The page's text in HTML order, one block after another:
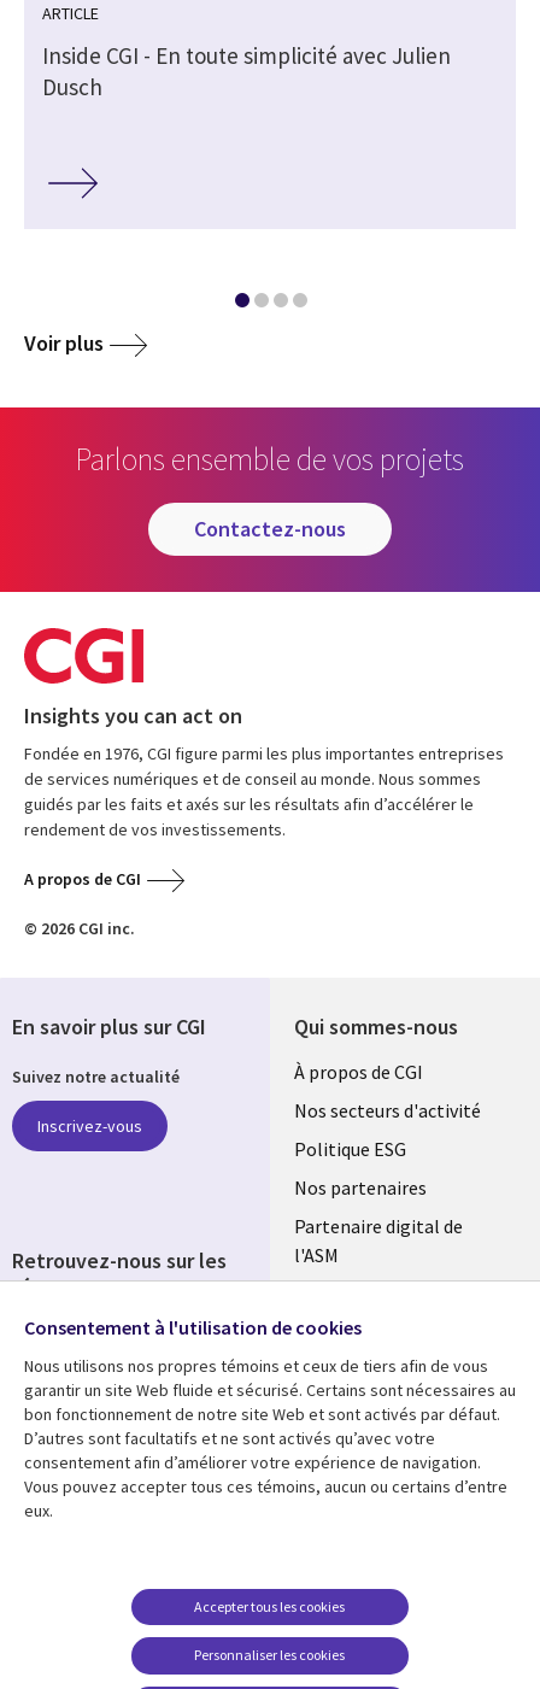
ARTICLE
Inside CGI - En toute simplicité avec Julien
Dusch
Voir plus
Parlons ensemble de vos projets
contactez-nous
Insights you can act on
Fondée en 1976, CGI figure parmi les plus importantes entreprises
de services numériques et de conseil au monde. Nous sommes
guidés par les faits et axés sur les résultats afin d’accélérer le
rendement de vos investissements.
A propos de CGI
© 2026 CGI inc.
Qui sommes-nous
Useful
links
FRANCE
À propos de CGI
Nos secteurs d'activité
Politique ESG
Nos partenaires
Partenaire digital de
l'ASM
Fusions
Ressources
Library
Links
Articles
Blog
Support
Legal
Accessibilité
conditions juridiques
FAQ Carrières
Centre de gestion des
En savoir plus sur CGI
Suivez notre actualité
Inscrivez-vous
Retrouvez-nous sur les
réseaux
Social
Media
FRANCE
Consentement à l'utilisation de cookies
Nous utilisons nos propres témoins et ceux de tiers afin de vous
garantir un site Web fluide et sécurisé. Certains sont nécessaires au
bon fonctionnement de notre site Web et sont activés par défaut.
D’autres sont facultatifs et ne sont activés qu’avec votre
consentement afin d’améliorer votre expérience de navigation.
Vous pouvez accepter tous ces témoins, aucun ou certains d’entre
eux.
Personnaliser les cookies
Accepter tous les cookies